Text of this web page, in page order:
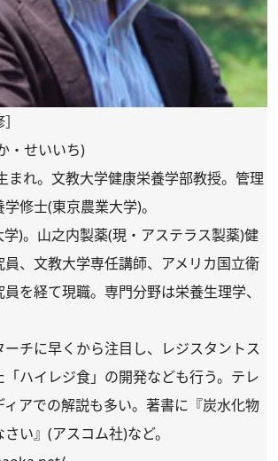
・せいいち)
まれ。文教大学健康栄養学部教授。管理
修士(東京農業大学)。
)。山之内製薬(現・アステラス製薬)健
、文教大学専任講師、アメリカ国立衛
を経て現職。専門分野は栄養生理学、
ーチに早くから注目し、レジスタントス
ハイレジ食」の開発なども行う。テレ
ィアでの解説も多い。著書に『炭水化物
さい』(アスコム社)など。